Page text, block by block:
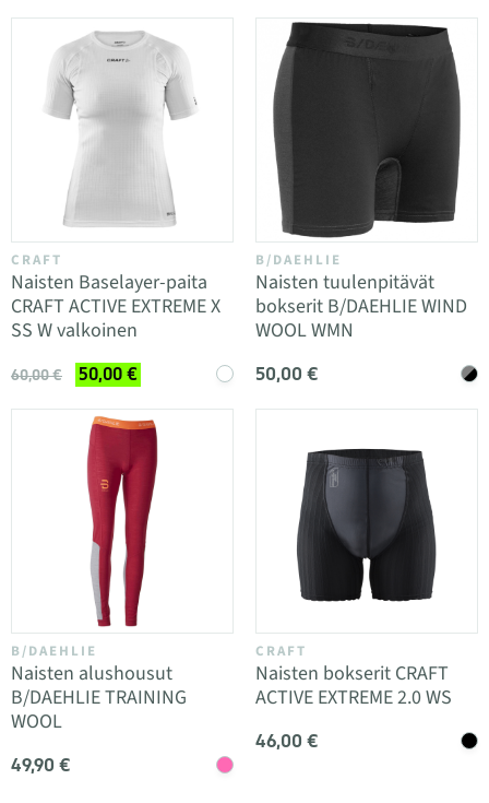
CRAFT
Naisten Baselayer-paita
CRAFT ACTIVE EXTREME X
SS W valkoinen
60,00 € 50,00 €
B/DAEHLIE
Naisten tuulenpitävät
bokserit B/DAEHLIE WIND
WOOL WMN
50,00 €
B/DAEHLIE
Naisten alushousut
B/DAEHLIE TRAINING
WOOL
49,90 €
CRAFT
Naisten bokserit CRAFT
ACTIVE EXTREME 2.0 WS
46,00 €